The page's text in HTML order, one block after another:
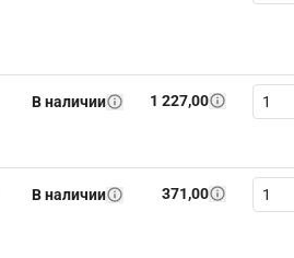
В наличии 1 227,00
В наличии 371,00